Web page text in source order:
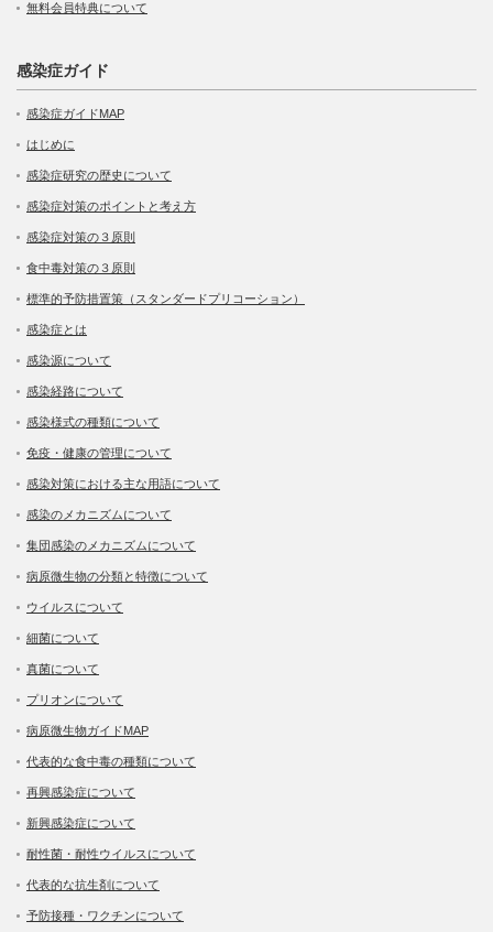
無料会員特典について
感染症ガイド
感染症ガイドMAP
はじめに
感染症研究の歴史について
感染症対策のポイントと考え方
感染症対策の３原則
食中毒対策の３原則
標準的予防措置策（スタンダードプリコーション）
感染症とは
感染源について
感染経路について
感染様式の種類について
免疫・健康の管理について
感染対策における主な用語について
感染のメカニズムについて
集団感染のメカニズムについて
病原微生物の分類と特徴について
ウイルスについて
細菌について
真菌について
プリオンについて
病原微生物ガイドMAP
代表的な食中毒の種類について
再興感染症について
新興感染症について
耐性菌・耐性ウイルスについて
代表的な抗生剤について
予防接種・ワクチンについて